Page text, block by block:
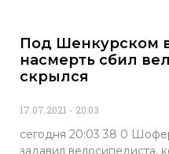
Под Шенкурском
насмерть сбил
скрылся
17.07.2021 20:03
сегодня 20:03 38 0
задавил велосипедиста,